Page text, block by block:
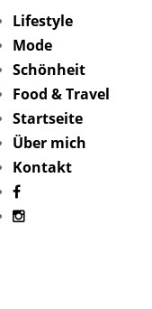
Lifestyle
Mode
Schönheit
Food & Travel
Startseite
Über mich
Kontakt